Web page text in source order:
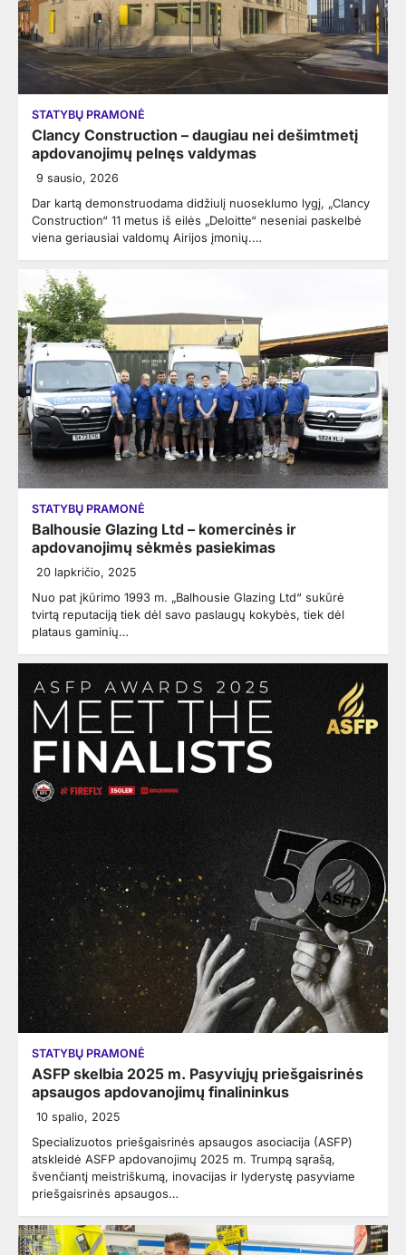
STATYBŲ PRAMONĖ
Clancy Construction – daugiau nei dešimtmetį
apdovanojimų pelnęs valdymas
9 sausio, 2026
Dar kartą demonstruodama didžiulį nuoseklumo lygį, „Clancy
Construction“ 11 metus iš eilės „Deloitte“ neseniai paskelbė
viena geriausiai valdomų Airijos įmonių.…
STATYBŲ PRAMONĖ
Balhousie Glazing Ltd – komercinės ir
apdovanojimų sėkmės pasiekimas
20 lapkričio, 2025
Nuo pat įkūrimo 1993 m. „Balhousie Glazing Ltd“ sukūrė
tvirtą reputaciją tiek dėl savo paslaugų kokybės, tiek dėl
plataus gaminių…
STATYBŲ PRAMONĖ
ASFP skelbia 2025 m. Pasyviųjų priešgaisrinės
apsaugos apdovanojimų finalininkus
10 spalio, 2025
Specializuotos priešgaisrinės apsaugos asociacija (ASFP)
atskleidė ASFP apdovanojimų 2025 m. Trumpą sąrašą,
švenčiantį meistriškumą, inovacijas ir lyderystę pasyviame
priešgaisrinės apsaugos…